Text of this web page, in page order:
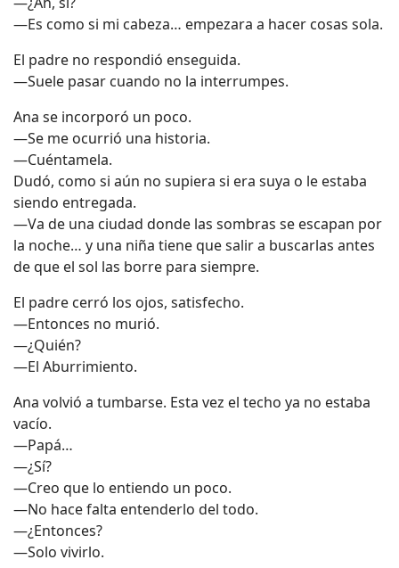
—Es como si mi cabeza… empezara a hacer cosas sola.
El padre no respondió enseguida.
—Suele pasar cuando no la interrumpes.
Ana se incorporó un poco.
—Se me ocurrió una historia.
—Cuéntamela.
Dudó, como si aún no supiera si era suya o le estaba
siendo entregada.
—Va de una ciudad donde las sombras se escapan por
la noche… y una niña tiene que salir a buscarlas antes
de que el sol las borre para siempre.
El padre cerró los ojos, satisfecho.
—Entonces no murió.
—¿Quién?
—El Aburrimiento.
Ana volvió a tumbarse. Esta vez el techo ya no estaba
vacío.
—Papá…
—¿Sí?
—Creo que lo entiendo un poco.
—No hace falta entenderlo del todo.
—¿Entonces?
—Solo vivirlo.